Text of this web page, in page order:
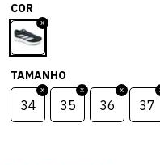
COR
TAMANHO
34 35 36 37